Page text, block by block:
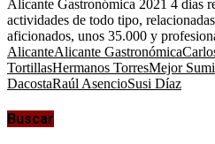
Alicante Gastronómica 2021 4 dias
actividades de todo tipo,
aficionados, unos 35.000 y
AlicanteAlicante Gastronómica
TortillasHermanos TorresMejor
DacostaRaúl AsencioSusi Díaz
Buscar